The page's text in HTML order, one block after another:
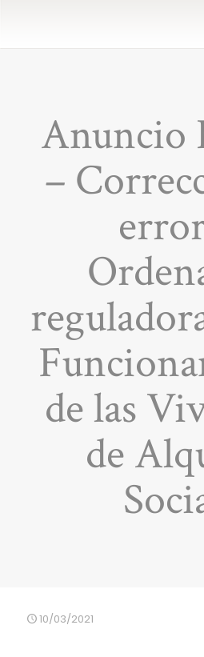
Anuncio
–
de las
de
10/03/2021